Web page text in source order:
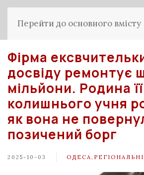
Перейти до основного вмісту
Фірма
досвіду ремонтує
мільйони. Родина її
колишнього учня
як вона не
позичений борг
2025-10-03 ОДЕСА